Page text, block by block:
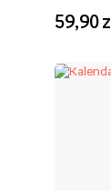
59,90